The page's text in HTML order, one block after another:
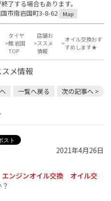
了する場合もあります。
市南岩国町3-8-62
Map
タイヤ
館 岩国
TOP
店舗お
ススメ
情報
オイル交換おす
すめします★
メ情報
一覧へ戻る 次の記事へ >
2021年4月26日
エンジンオイル交換 オイル交